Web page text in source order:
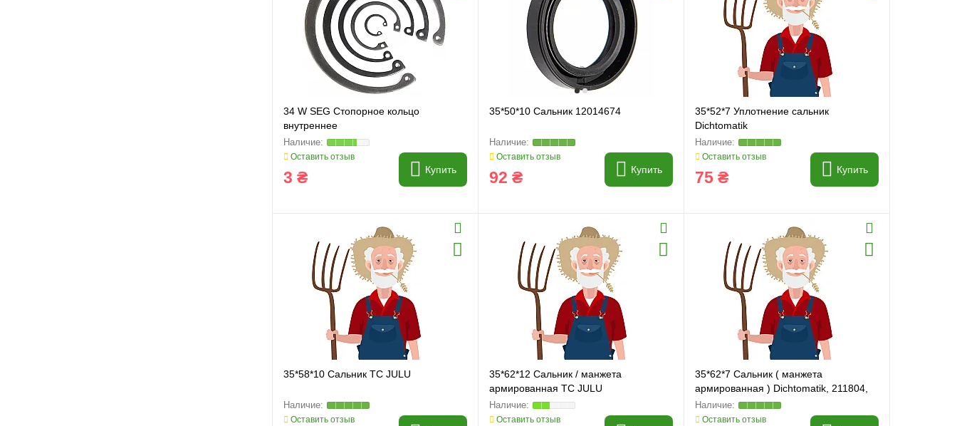
34 W SEG Стопорное кольцо
внутреннее
Оставить отзыв
3 ₴ Купить
35*50*10 Сальник 12014674
Оставить отзыв
92 ₴ Купить
35*52*7 Уплотнение сальник
Dichtomatik
Оставить отзыв
75 ₴ Купить
35*58*10 Сальник TC JULU
Оставить отзыв
35*62*12 Сальник / манжета
армированная TC JULU
Оставить отзыв
35*62*7 Сальник ( манжета
армированная ) Dichtomatik, 211804,
80357923
Оставить отзыв